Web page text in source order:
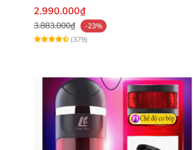
2.990.000₫
3.883.000₫
-23%
(379)